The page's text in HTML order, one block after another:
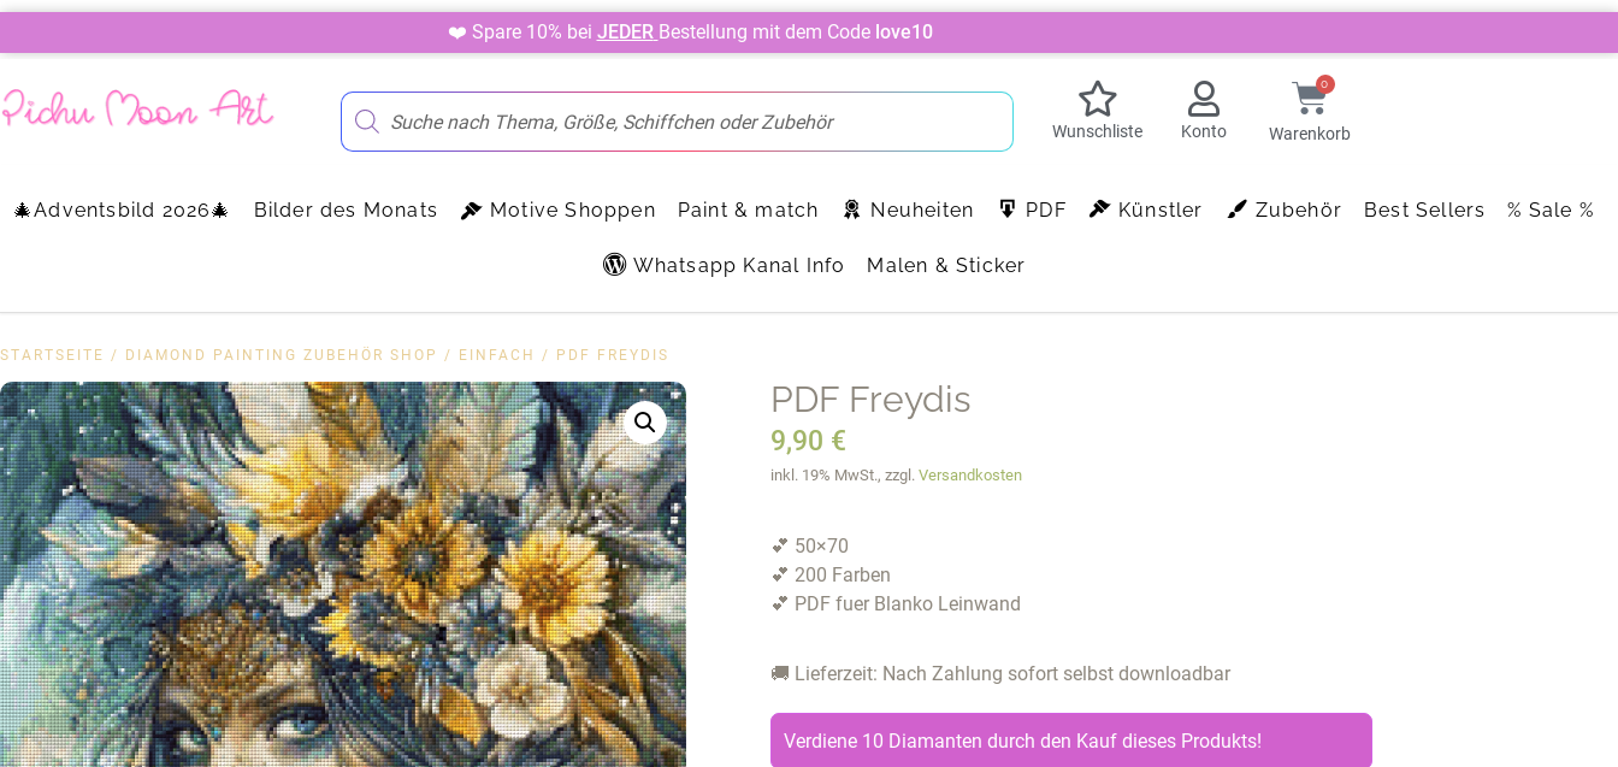
❤️ Spare 10% bei JEDER Bestellung mit dem Code love10
Wunschliste Konto
0
Warenkorb
🎄Adventsbild 2026🎄 Bilder des Monats Motive Shoppen Paint & match Neuheiten PDF Künstler Zubehör Best Sellers % Sale %
Whatsapp Kanal Info Malen & Sticker
STARTSEITE / DIAMOND PAINTING ZUBEHÖR SHOP / EINFACH / PDF FREYDIS
PDF Freydis
9,90 €
inkl. 19% MwSt., zzgl. Versandkosten
💕 50×70
💕 200 Farben
💕 PDF fuer Blanko Leinwand
🚚 Lieferzeit: Nach Zahlung sofort selbst downloadbar
Verdiene 10 Diamanten durch den Kauf dieses Produkts!